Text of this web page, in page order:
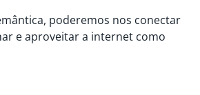
poderemos nos conectar
e aproveitar a internet como